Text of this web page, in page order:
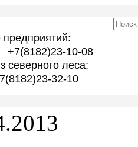
10-08
северного леса:
32-10